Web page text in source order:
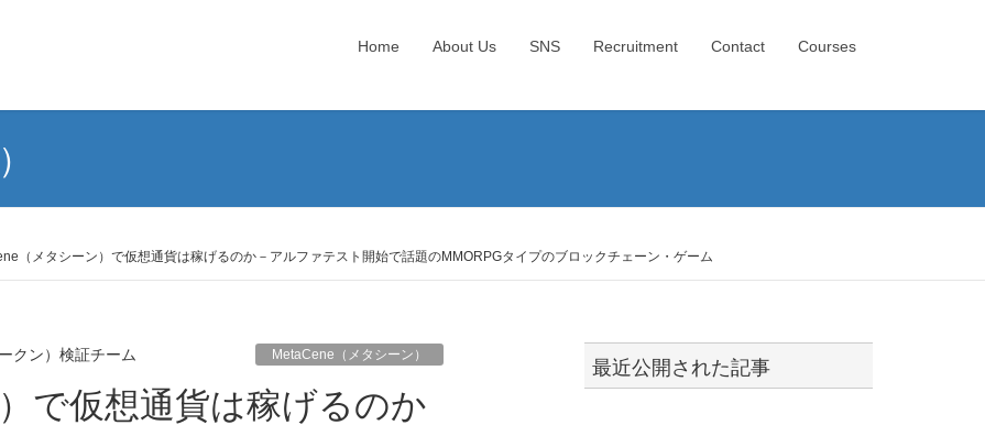
Home About Us SNS Recruitment Contact Courses
（メタシーン）で仮想通貨は稼げるのか－アルファテスト開始で話題のMMORPGタイプのブロックチェーン・ゲーム
クン）検証チーム MetaCene（メタシーン）
最近公開された記事